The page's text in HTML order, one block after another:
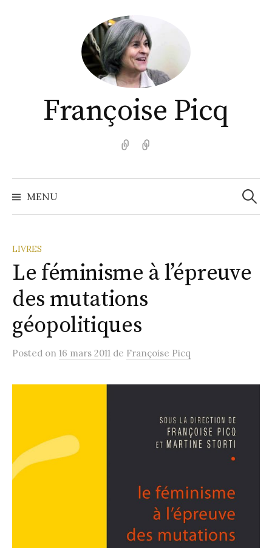
Françoise Picq
English
MENU
LIVRES
Le féminisme à l’épreuve
des mutations
géopolitiques
Posted on 16 mars 2011 de Françoise Picq